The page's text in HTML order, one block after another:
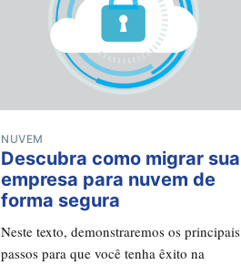
NUVEM
Descubra como migrar sua
empresa para nuvem de
forma segura
Neste texto, demonstraremos os principais
passos para que você tenha êxito na